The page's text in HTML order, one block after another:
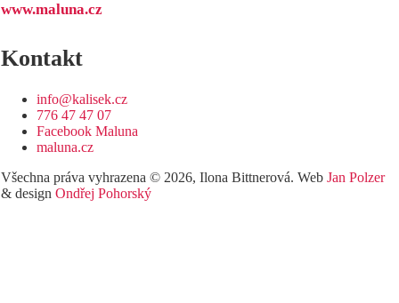
www.maluna.cz
Kontakt
info@kalisek.cz
776 47 47 07
Facebook Maluna
maluna.cz
Všechna práva vyhrazena © 2026, Ilona Bittnerová. Web Jan Polzer
& design Ondřej Pohorský